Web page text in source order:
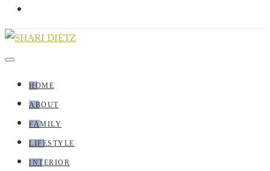
HOME
ABOUT
FAMILY
LIFESTYLE
INTERIOR